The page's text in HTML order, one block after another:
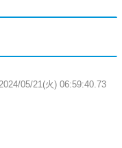
2024/05/21(火) 06:59:40.73